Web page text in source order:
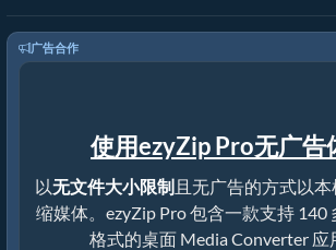
广告合作
使用ezyZip Pro无广告
以无文件大小限制且无广告的方式以
缩媒体。ezyZip Pro 包含一款支持 140
格式的桌面 Media Converter 应